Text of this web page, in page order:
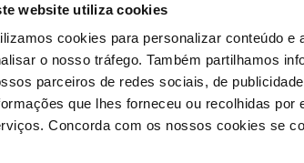
website utiliza cookies
cookies para personalizar conteúdo
o nosso tráfego. Também partilhamos
parceiros de redes sociais, de
que lhes forneceu ou recolhidas
Concorda com os nossos cookies se